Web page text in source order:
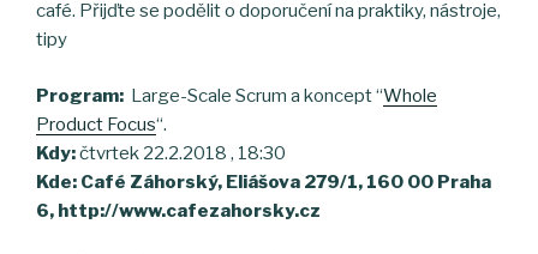
café. Přijďte se podělit o doporučení na praktiky, nástroje,
tipy
Program: Large-Scale Scrum a koncept “Whole
Product Focus“.
Kdy:čtvrtek 22.2.2018 , 18:30
Kde: Café Záhorský, Eliášova 279/1, 160 00 Praha
6, http://www.cafezahorsky.cz